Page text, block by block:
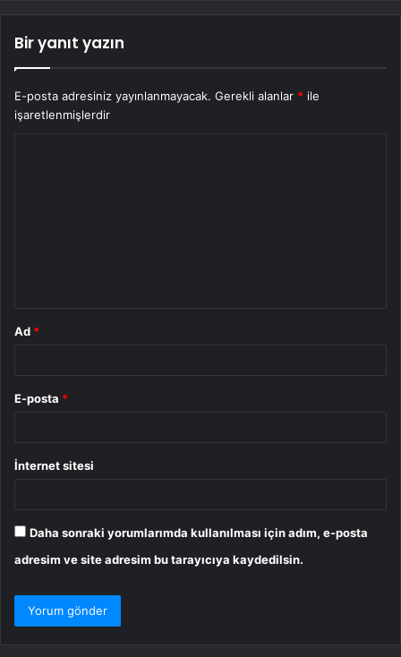
Bir yanıt yazın
E-posta adresiniz yayınlanmayacak. Gerekli alanlar * ile
işaretlenmişlerdir
Ad *
E-posta *
İnternet sitesi
Daha sonraki yorumlarımda kullanılması için adım, e-posta
adresim ve site adresim bu tarayıcıya kaydedilsin.